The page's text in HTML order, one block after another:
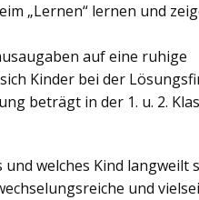
„Lernen“ lernen und
auf eine ruhige
Kinder bei der
beträgt in der 1. u. 2.
welches Kind langweilt
und